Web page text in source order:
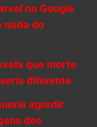
no Google
nada do
que morte
diferente
agredir
dos